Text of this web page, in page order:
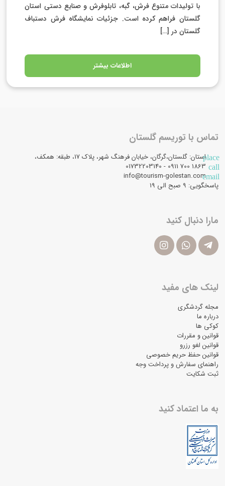
با تولیدات متنوع فرش، گبه، تابلوفرش و صنایع دستی استان
گلستان فراهم کرده است. جزئیات نمایشگاه فرش دستباف
گلستان در […]
اطلاعات بیشتر
تماس با توریسم گلستان
placeاستان: گلستان،گرگان، خیابان فرهنگ شهر، پلاک 17، طبقه: همکف،
call
email
info@tourism-golestan.com
پاسخگویی: ۹ صبح الی 19
مارا دنبال کنید
لینک های مفید
مجله گردشگری
درباره ما
کوکی ها
قوانین و مقررات
قوانین لغو رزرو
قوانین حفظ حریم خصوصی
راهنمای سفارش و پرداخت وجه
ثبت شکایت
به ما اعتماد کنید